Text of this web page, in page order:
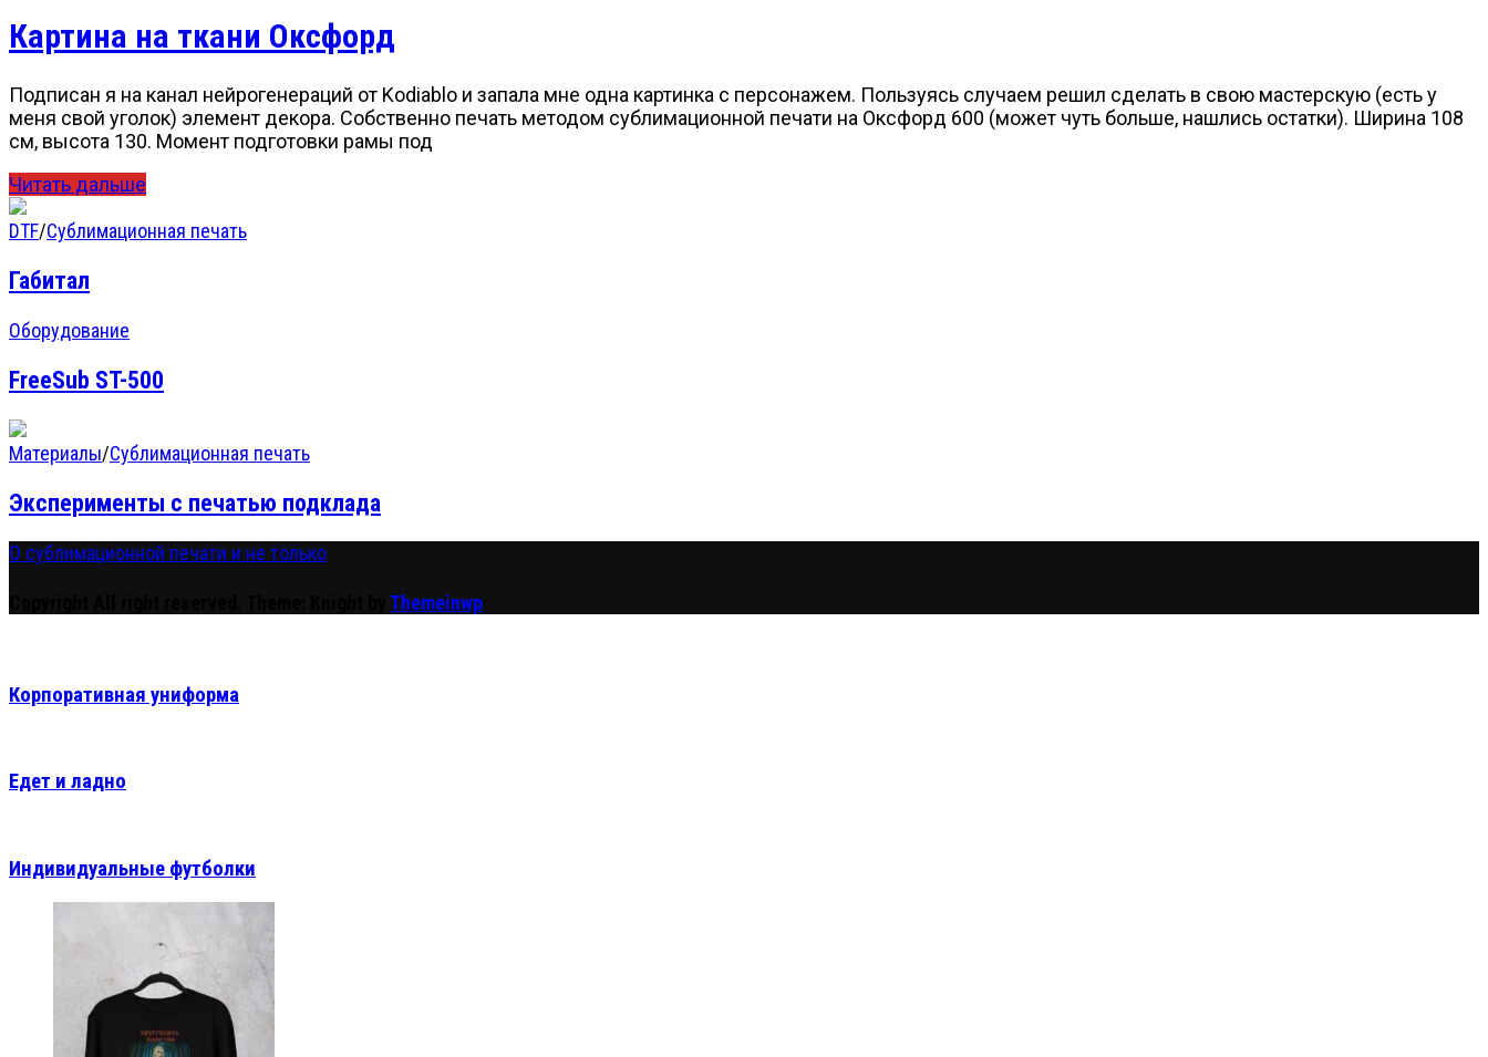
Картина на ткани Оксфорд
Подписан я на канал нейрогенераций от Kodiablo и запала мне одна картинка с персонажем. Пользуясь случаем решил сделать в свою мастерскую (есть у
меня свой уголок) элемент декора. Собственно печать методом сублимационной печати на Оксфорд 600 (может чуть больше, нашлись остатки). Ширина 108
см, высота 130. Момент подготовки рамы под
Читать дальше
DTF/Сублимационная печать
Габитал
Оборудование
FreeSub ST-500
Материалы/Сублимационная печать
Эксперименты с печатью подклада
О сублимационной печати и не только
Themeinwp
Корпоративная униформа
Едет и ладно
Индивидуальные футболки